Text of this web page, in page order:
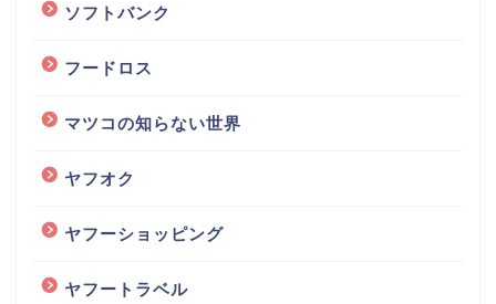
ソフトバンク
フードロス
マツコの知らない世界
ヤフオク
ヤフーショッピング
ヤフートラベル